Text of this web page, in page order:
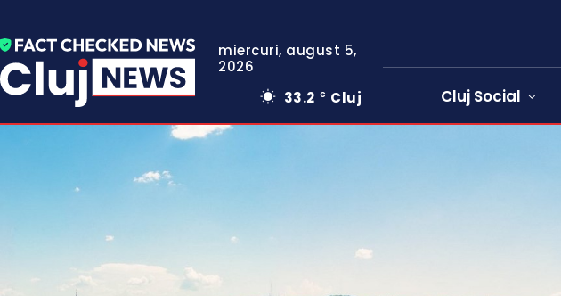
miercuri, august 5,
2026
33.2 C Cluj Cluj Social